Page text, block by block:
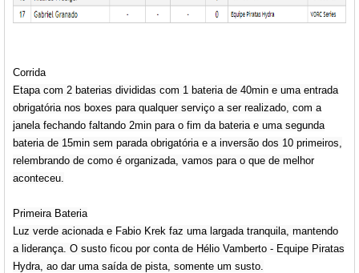
Corrida
Etapa com 2 baterias divididas com 1 bateria de 40min e uma entrada
obrigatória nos boxes para qualquer serviço a ser realizado, com a
janela fechando faltando 2min para o fim da bateria e uma segunda
bateria de 15min sem parada obrigatória e a inversão dos 10 primeiros,
relembrando de como é organizada, vamos para o que de melhor
aconteceu.
Primeira Bateria
Luz verde acionada e Fabio Krek faz uma largada tranquila, mantendo
a liderança. O susto ficou por conta de Hélio Vamberto - Equipe Piratas
Hydra, ao dar uma saída de pista, somente um susto.